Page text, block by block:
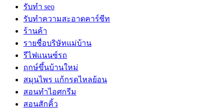
รับทำ seo
รับทำความสะอาดคาร์ซีท
ร้านค้า
รายชื่อบริษัทแม่บ้าน
รีไฟแนนซ์รถ
ฤกษ์ขึ้นบ้านใหม่
สมุนไพร แก้กรดไหลย้อน
สอนทำไอศกรีม
สอนสักคิ้ว